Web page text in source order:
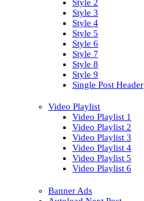
Style 2
Style 3
Style 4
Style 5
Style 6
Style 7
Style 8
Style 9
Single Post Header
Video Playlist
Video Playlist 1
Video Playlist 2
Video Playlist 3
Video Playlist 4
Video Playlist 5
Video Playlist 6
Banner Ads